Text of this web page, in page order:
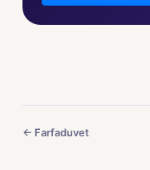
← Farfaduvet